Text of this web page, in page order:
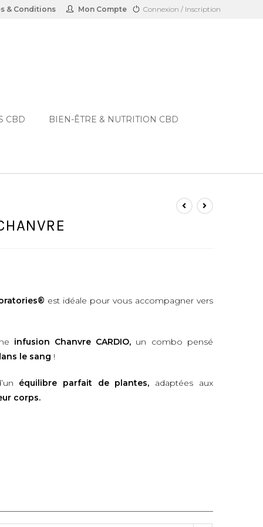
& Conditions Mon Compte Connexion / Inscription
CBD BIEN-ÊTRE & NUTRITION CBD
est idéale pour vous accompagner vers
infusion Chanvre CARDIO, un combo pensé
le sang !
équilibre parfait de plantes, adaptées aux
corps.